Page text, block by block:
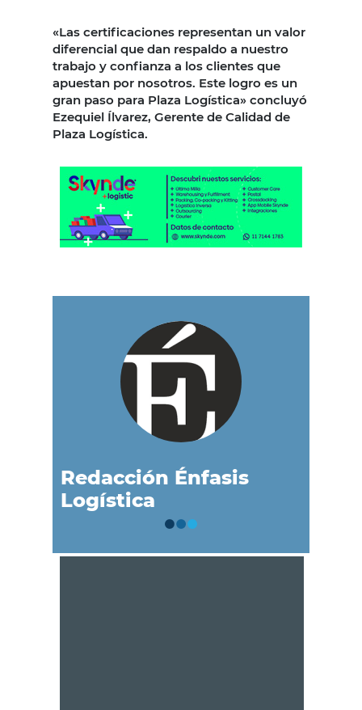
«Las certificaciones representan un valor
diferencial que dan respaldo a nuestro
trabajo y confianza a los clientes que
apuestan por nosotros. Este logro es un
gran paso para Plaza Logística» concluyó
Ezequiel Ílvarez, Gerente de Calidad de
Plaza Logística.
Redacción Énfasis
Logística